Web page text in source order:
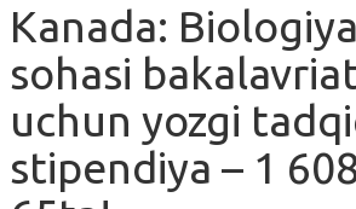
Kanada:
sohasi
uchun yozgi
stipendiya – 1